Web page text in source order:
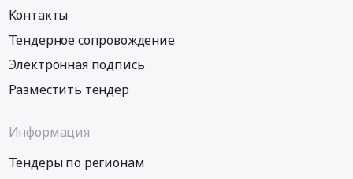
Контакты
Тендерное сопровождение
Электронная подпись
Разместить тендер
Информация
Тендеры по регионам